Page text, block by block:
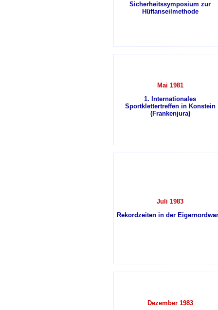
Sicherheitssymposium zur
Hüftanseilmethode
Mai 1981
1. Internationales
Sportklettertreffen in Konstein
(Frankenjura)
Juli 1983
Rekordzeiten in der
Dezember 1983